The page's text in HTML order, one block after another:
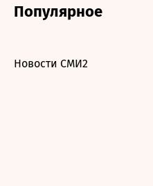
Популярное
Новости СМИ2